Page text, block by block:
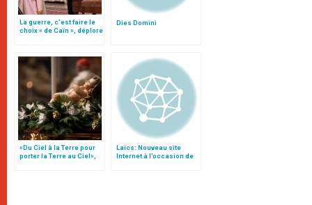
La guerre, c’est faire le
choix « de Caïn », déplore
Dies Domini
«Du Ciel à la Terre pour
porter la Terre au Ciel»,
Laïcs: Nouveau site
Internet à l’occasion de